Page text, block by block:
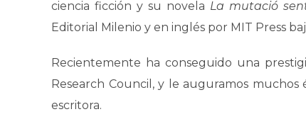
ciencia ficción y su novela La mutació
Editorial Milenio y en inglés por MIT Press
Recientemente ha conseguido una
Research Council, y le auguramos
escritora.